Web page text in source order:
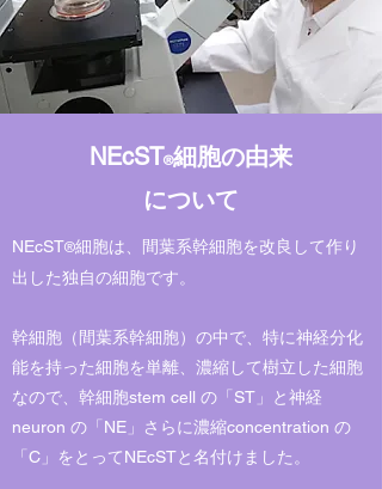
NEcST®細胞の由来
について
NEcST®細胞は、間葉系幹細胞を改良して作り
出した独自の細胞です。
幹細胞（間葉系幹細胞）の中で、特に神経分化
能を持った細胞を単離、濃縮して樹立した細胞
なので、幹細胞stem cell の「ST」と神経
neuron の「NE」さらに濃縮concentration の
「C」をとってNEcSTと名付けました。